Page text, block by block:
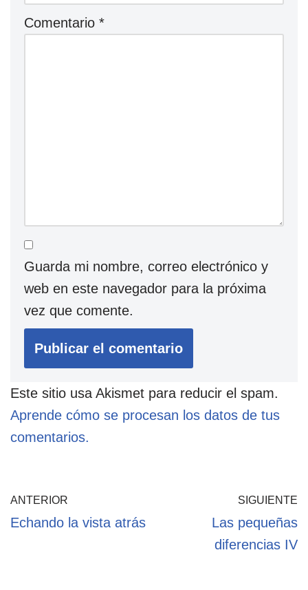
Comentario *
Guarda mi nombre, correo electrónico y
web en este navegador para la próxima
vez que comente.
Este sitio usa Akismet para reducir el spam.
Aprende cómo se procesan los datos de tus
comentarios.
ANTERIOR
Echando la vista atrás
SIGUIENTE
Las pequeñas
diferencias IV